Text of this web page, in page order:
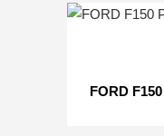
FORD